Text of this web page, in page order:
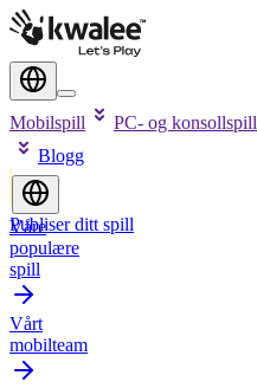
Mobilspill PC- og konsollspill
Blogg
Publiser ditt spill
Våre
populære
spill
Vårt
mobilteam